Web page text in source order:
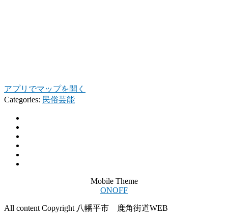
アプリでマップを開く
Categories: 民俗芸能
Mobile Theme
ONOFF
All content Copyright 八幡平市 鹿角街道WEB